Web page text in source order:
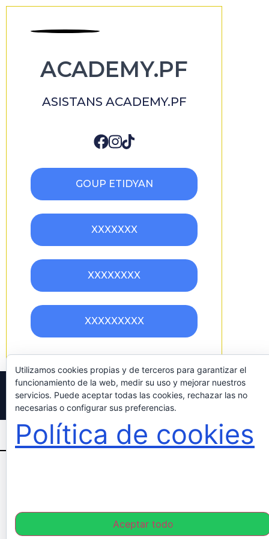
ACADEMY.PF
ASISTANS ACADEMY.PF
GOUP ETIDYAN
XXXXXXX
XXXXXXXX
XXXXXXXXX
© 2026 Academia PF. Todos los derechos reservados.
4family livegood legacy
Utilizamos cookies propias y de terceros para garantizar el
funcionamiento de la web, medir su uso y mejorar nuestros
servicios. Puede aceptar todas las cookies, rechazar las no
necesarias o configurar sus preferencias.
Política de cookies
Aceptar todo